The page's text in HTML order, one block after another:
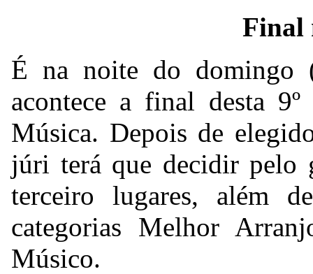
Final
É na noite do
acontece a final desta
Música. Depois de
júri terá que decidir pelo
terceiro lugares, além
categorias Melhor
Músico.